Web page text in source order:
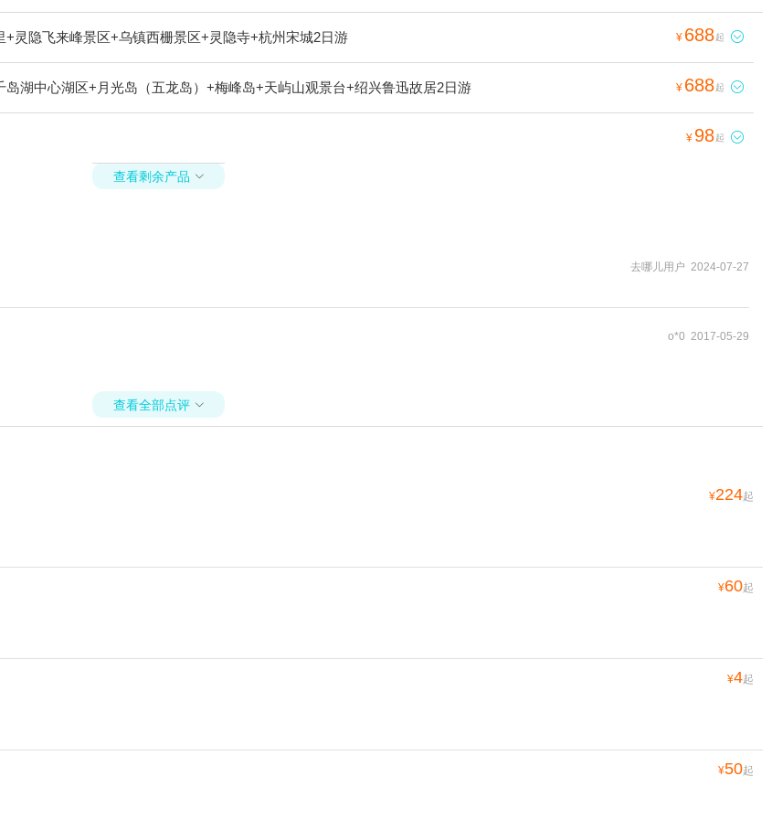
灵隐飞来峰景区+乌镇西栅景区+灵隐寺+杭州宋城2日游 ¥ 688起 
湖中心湖区+月光岛（五龙岛）+梅峰岛+天屿山观景台+绍兴鲁迅故居2日游 ¥ 688起 
¥ 98起 
查看剩余产品 
去哪儿用户 2024-07-27
o*0 2017-05-29
查看全部点评 
¥224起
¥60起
¥4起
¥50起